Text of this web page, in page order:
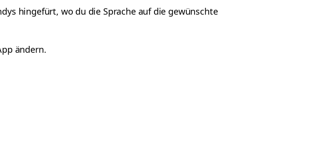
hingefürt, wo du die Sprache auf die gewünschte
ändern.